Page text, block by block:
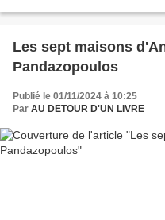
Les sept maisons
Pandazopoulos
Publié le 01/11/2024 à 10:25
Par AU DETOUR D'UN LIVRE